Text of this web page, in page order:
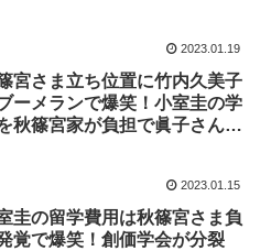
2023.01.19
宮さま立ち位置に竹内久美子
ーメランで爆笑！小室圭の学
秋篠宮家が負担で眞子さん嘘
2023.01.15
圭の留学費用は秋篠宮さま負
覚で爆笑！創価学会が分裂